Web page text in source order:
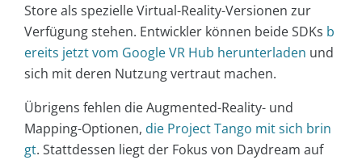
Store als spezielle Virtual-Reality-Versionen zur
Verfügung stehen. Entwickler können beide SDKs b
ereits jetzt vom Google VR Hub herunterladen und
sich mit deren Nutzung vertraut machen.
Übrigens fehlen die Augmented-Reality- und
Mapping-Optionen, die Project Tango mit sich brin
gt. Stattdessen liegt der Fokus von Daydream auf